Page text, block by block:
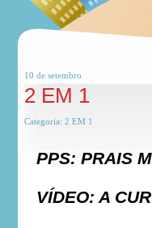
10 de setembro
2 EM 1
Categoria: 2 EM 1
PPS: PRAIS
VÍDEO: A